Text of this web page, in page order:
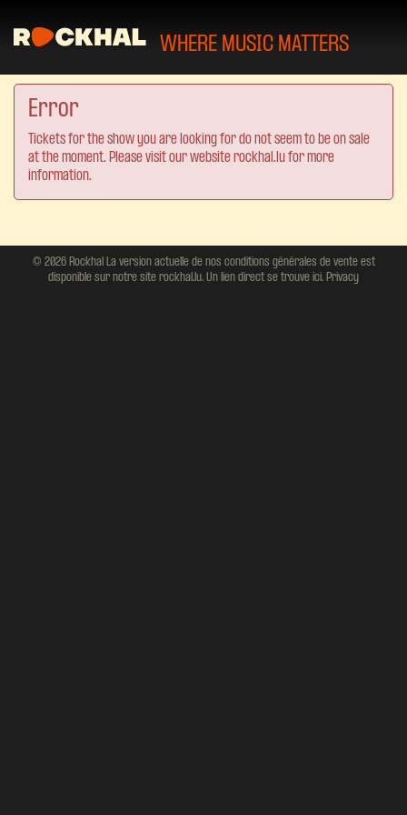
WHERE MUSIC MATTERS
Error
Tickets for the show you are looking for do not seem to be on sale
at the moment. Please visit our website rockhal.lu for more
information.
© 2026 Rockhal La version actuelle de nos conditions générales de vente est
disponible sur notre site rockhal.lu. Un lien direct se trouve ici. Privacy